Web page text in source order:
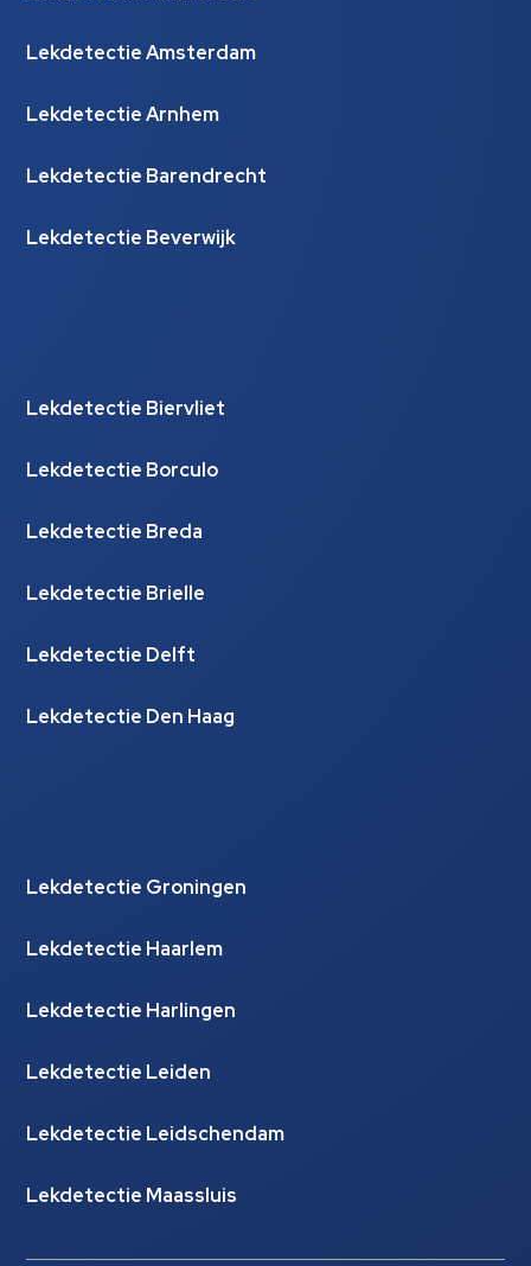
Lekdetectie Amsterdam
Lekdetectie Arnhem
Lekdetectie Barendrecht
Lekdetectie Beverwijk
Lekdetectie Biervliet
Lekdetectie Borculo
Lekdetectie Breda
Lekdetectie Brielle
Lekdetectie Delft
Lekdetectie Den Haag
Lekdetectie Groningen
Lekdetectie Haarlem
Lekdetectie Harlingen
Lekdetectie Leiden
Lekdetectie Leidschendam
Lekdetectie Maassluis